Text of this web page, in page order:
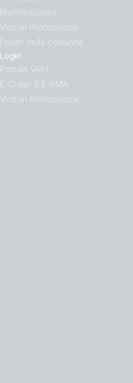
Manifestazioni
Victron Professional
Forum della comunità
Login
Portale VRM
E-Order & E-RMA
Victron Professional